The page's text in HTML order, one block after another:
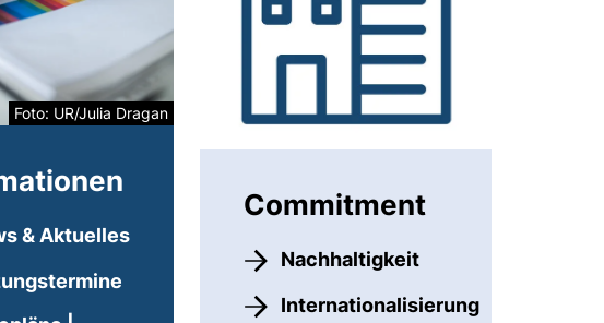
& Aktuelles
Foto: UR/Julia Dragan
Commitment
Nachhaltigkeit
Internationalisierung